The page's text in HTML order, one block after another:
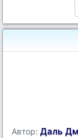
Автор: Даль